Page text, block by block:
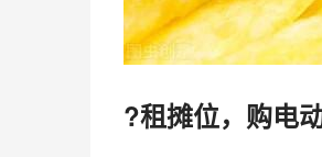
?租摊位，购电